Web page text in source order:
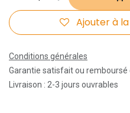
Ajouter à
Conditions générales
Garantie satisfait ou remboursé
Livraison : 2-3 jours ouvrables